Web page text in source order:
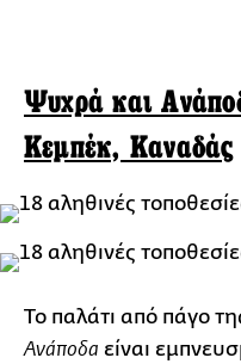
Ψυχρά και
Κεμπέκ, Καναδάς
Το παλάτι από πάγο
Ανάποδα είναι